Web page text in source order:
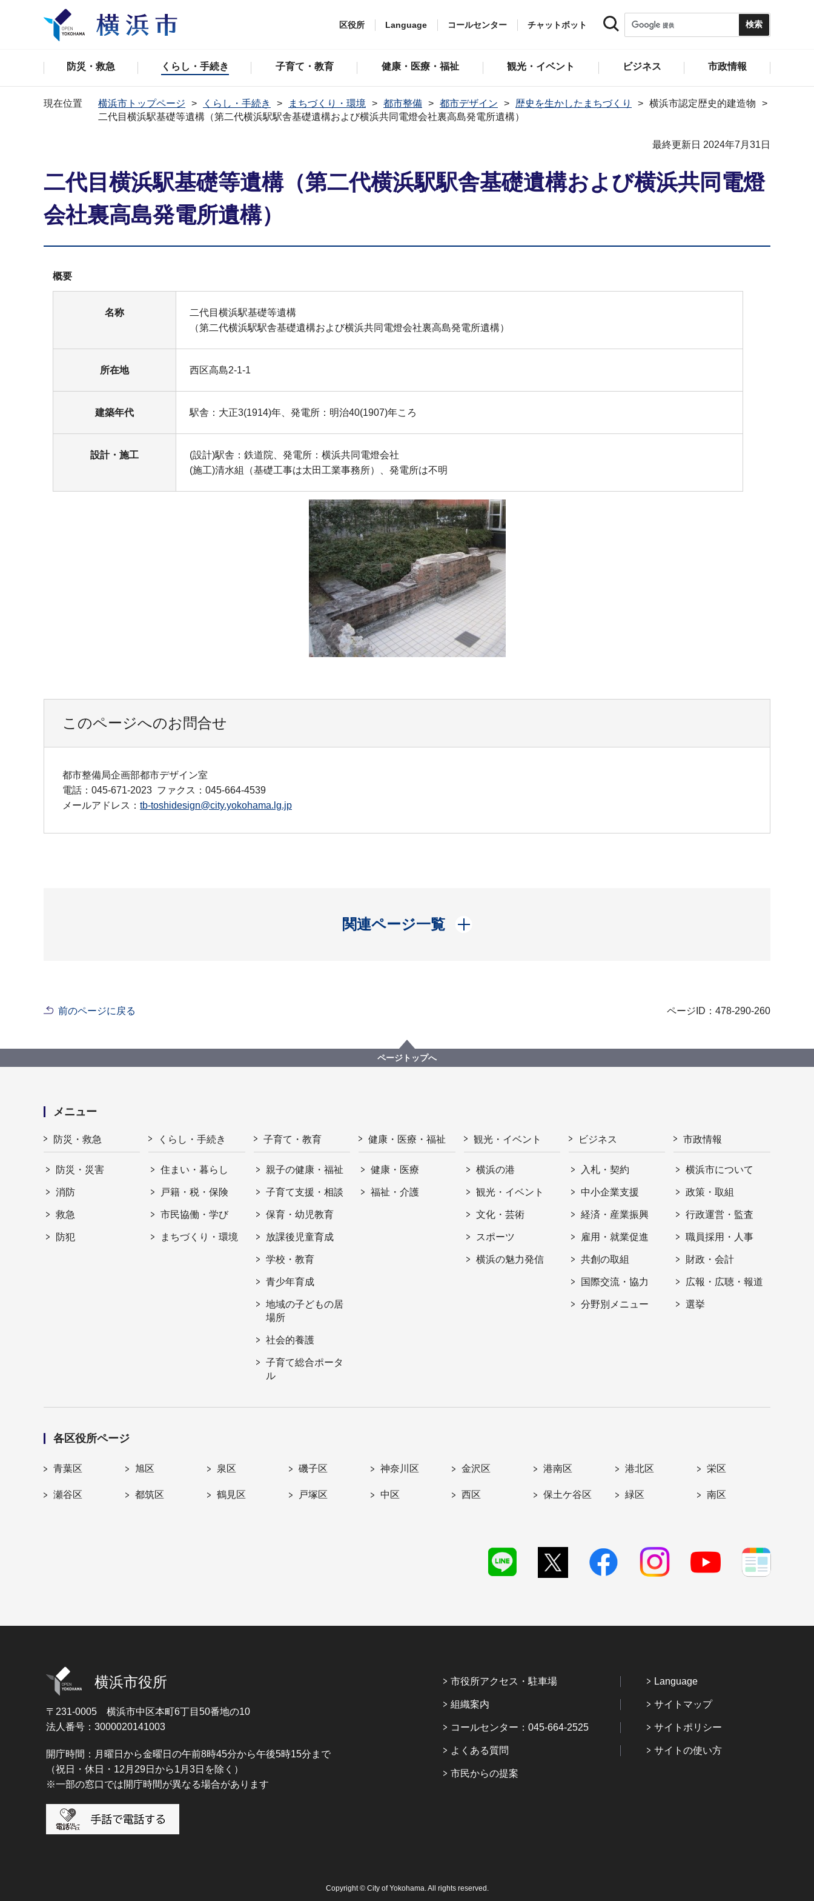
区役所 Language コールセンター チャットボット
防災・救急 くらし・手続き 子育て・教育 健康・医療・福祉 観光・イベント ビジネス 市政情報
現在位置 横浜市トップページ くらし・手続き まちづくり・環境 都市整備 都市デザイン 歴史を生かしたまちづくり
横浜市認定歴史的建造物
二代目横浜駅基礎等遺構（第二代横浜駅駅舎基礎遺構および横浜共同電燈会社裏高島発電所遺構）
最終更新日 2024年7月31日
二代目横浜駅基礎等遺構（第二代横浜駅駅舎基礎遺構および横浜共同電燈
会社裏高島発電所遺構）
概要
名称
二代目横浜駅基礎等遺構
（第二代横浜駅駅舎基礎遺構および横浜共同電燈会社裏高島発電所遺構）
所在地 西区高島2-1-1
建築年代 駅舎：大正3(1914)年、発電所：明治40(1907)年ころ
設計・施工
(設計)駅舎：鉄道院、発電所：横浜共同電燈会社
(施工)清水組（基礎工事は太田工業事務所）、発電所は不明
このページへのお問合せ
都市整備局企画部都市デザイン室
電話：045-671-2023 ファクス：045-664-4539
メールアドレス： tb-toshidesign@city.yokohama.lg.jp
関連ページ一覧
開く
前のページに戻る ページID：478-290-260
ページトップへ
メニュー
防災・救急
防災・災害
消防
救急
防犯
くらし・手続き
住まい・暮らし
戸籍・税・保険
市民協働・学び
まちづくり・環境
子育て・教育
親子の健康・福祉
子育て支援・相談
保育・幼児教育
放課後児童育成
学校・教育
青少年育成
地域の子どもの居
場所
社会的養護
子育て総合ポータ
ル
健康・医療・福祉
健康・医療
福祉・介護
観光・イベント
横浜の港
観光・イベント
文化・芸術
スポーツ
横浜の魅力発信
ビジネス
入札・契約
中小企業支援
経済・産業振興
雇用・就業促進
共創の取組
国際交流・協力
分野別メニュー
市政情報
横浜市について
政策・取組
行政運営・監査
職員採用・人事
財政・会計
広報・広聴・報道
選挙
各区役所ページ
青葉区 旭区 泉区 磯子区 神奈川区 金沢区 港南区 港北区 栄区
瀬谷区 都筑区 鶴見区 戸塚区 中区 西区 保土ケ谷区 緑区 南区
横浜市役所
〒231-0005 横浜市中区本町6丁目50番地の10
法人番号：3000020141003
開庁時間：月曜日から金曜日の午前8時45分から午後5時15分まで
（祝日・休日・12月29日から1月3日を除く）
※一部の窓口では開庁時間が異なる場合があります
市役所アクセス・駐車場
組織案内
コールセンター：045-664-2525
よくある質問
市民からの提案
Language
サイトマップ
サイトポリシー
サイトの使い方
Copyright © City of Yokohama. All rights reserved.